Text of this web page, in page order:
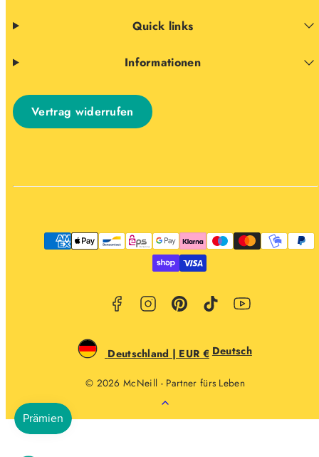
Quick links
Informationen
Vertrag widerrufen
Zahlungsarten
Facebook
Instagram
Pinterest
YouTube
Deutschland | EUR € Deutsch
© 2026 McNeill - Partner fürs Leben
nach